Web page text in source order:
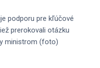
podporu pre kľúčové
prerokovali otázku
ministrom (foto)